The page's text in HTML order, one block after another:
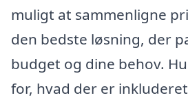
muligt at sammenligne
den bedste løsning, der
budget og dine behov.
for, hvad der er